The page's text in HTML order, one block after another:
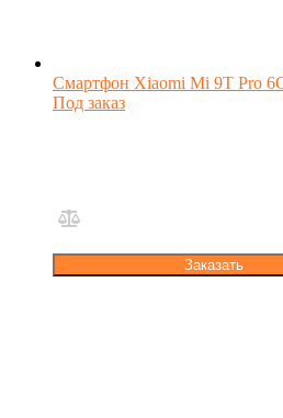
Смартфон Xiaomi Mi 9T Pro
Под заказ
Заказать